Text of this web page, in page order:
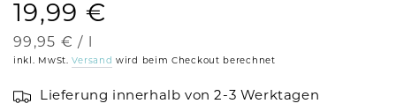
Regulärer
19,99 €
Stückpreis
99,95 € /
inkl. MwSt.Versand wird beim Checkout berechnet
Lieferung innerhalb von 2-3 Werktagen